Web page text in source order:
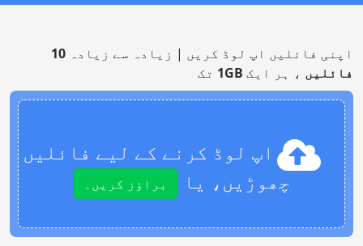
اپنی فائلیں اپ لوڈ کریں | زیادہ سے زیادہ 10
فائلیں ، ہر ایک 1GB تک
اپ لوڈ کرنے کے لیے فائلیں
چھوڑیں، یا
براؤز کریں۔